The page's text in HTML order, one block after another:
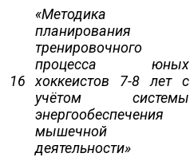
16
«Методика
планирования
тренировочного
процесса юных
хоккеистов 7-8 лет с
учётом системы
энергообеспечения
мышечной
деятельности»